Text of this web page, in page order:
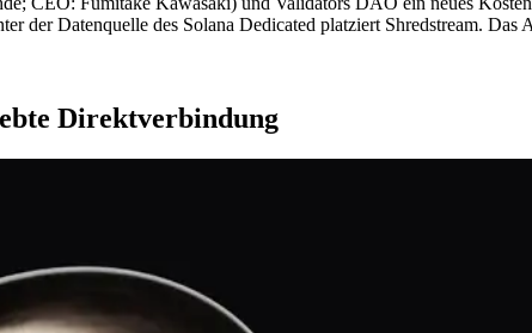
der Datenquelle des Solana Dedicated platziert Shredstream.
Direktverbindung